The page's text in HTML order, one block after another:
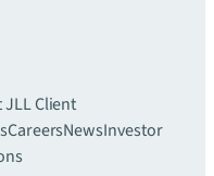
JLLClient
CareersNewsInvestor